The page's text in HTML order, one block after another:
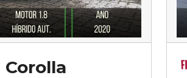
Corolla